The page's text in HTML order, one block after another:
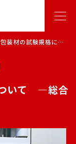
装材の試験規格につ
ついて ―総合